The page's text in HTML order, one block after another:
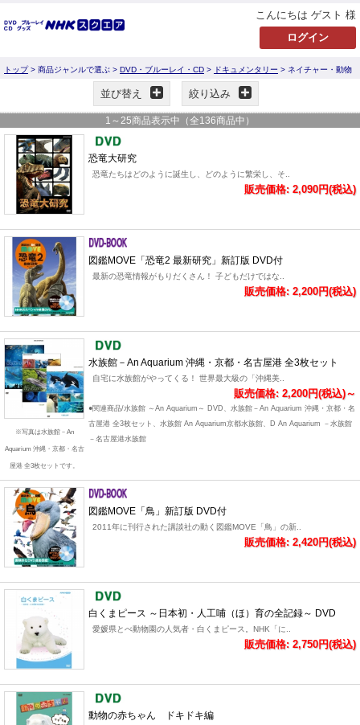
こんにちは ゲスト 様
トップ> 商品ジャンルで選ぶ > DVD・ブルーレイ・CD > ドキュメンタリー > ネイチャー・動物
並び替え 絞り込み
1 ～ 25商品表示中（全136商品中）
恐竜大研究
恐竜たちはどのように誕生し、どのように繁栄し、そ..
販売価格: 2,090円(税込)
図鑑MOVE「恐竜2 最新研究」新訂版 DVD付
最新の恐竜情報がもりだくさん！ 子どもだけではな..
販売価格: 2,200円(税込)
※写真は水族館－An
Aquarium 沖縄・京都・名古
屋港 全3枚セットです。
水族館－An Aquarium 沖縄・京都・名古屋港 全3枚セット
自宅に水族館がやってくる！ 世界最大級の「沖縄美..
販売価格: 2,200円(税込)～
●関連商品/水族館 ～An Aquarium～ DVD、水族館－An Aquarium 沖縄・京都・名
古屋港 全3枚セット、水族館 An Aquarium京都水族館、D An Aquarium －水族館
－名古屋港水族館
図鑑MOVE「鳥」新訂版 DVD付
2011年に刊行された講談社の動く図鑑MOVE「鳥」の新..
販売価格: 2,420円(税込)
白くまピース ～日本初・人工哺（ほ）育の全記録～ DVD
愛媛県とべ動物園の人気者・白くまピース。NHK「に..
販売価格: 2,750円(税込)
動物の赤ちゃん ドキドキ編